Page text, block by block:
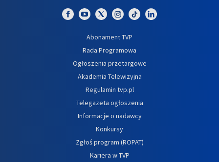
Abonament TVP
Rada Programowa
Ogłoszenia przetargowe
Akademia Telewizyjna
Regulamin tvp.pl
Telegazeta ogłoszenia
Informacje o nadawcy
Konkursy
Zgłoś program (ROPAT)
Kariera w TVP